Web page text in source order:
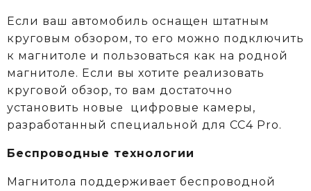
Если ваш автомобиль оснащен штатным
круговым обзором, то его можно подключить
к магнитоле и пользоваться как на родной
магнитоле. Если вы хотите реализовать
круговой обзор, то вам достаточно
установить новые цифровые камеры,
разработанный специальной для CC4 Pro.
Беспроводные технологии
Магнитола поддерживает беспроводной